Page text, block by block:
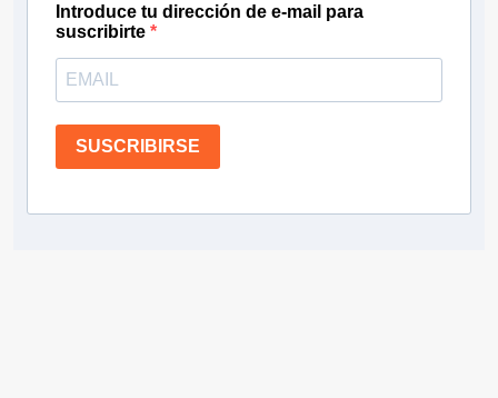
Introduce tu dirección de e-mail para
suscribirte
SUSCRIBIRSE